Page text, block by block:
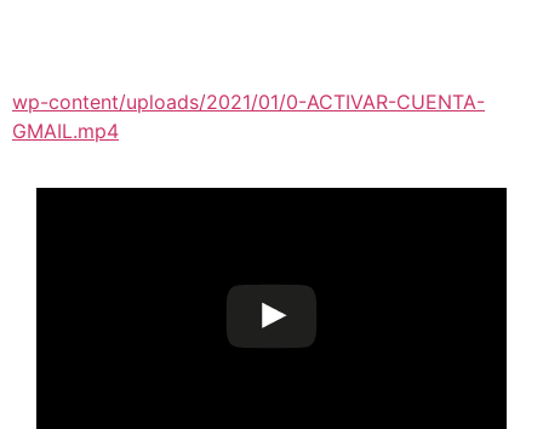
wp-content/uploads/2021/01/0-ACTIVAR-CUENTA-
GMAIL.mp4